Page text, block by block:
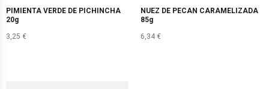
PIMIENTA VERDE DE PICHINCHA
20g
3,25 €
NUEZ DE PECAN CARAMELIZADA
85g
6,34 €